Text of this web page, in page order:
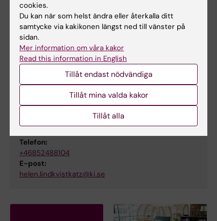
Johanna Andresen
Utbildningsadministratör
Telefon:
+46852488042
E-post:
johanna.andresen@ki.se
Helen Lindkvist-Katz
Telefon:
+46852488104
E-post:
helen.lindkvistkatz@ki.se
cookies.
Du kan när som helst ändra eller återkalla ditt
samtycke via kakikonen längst ned till vänster på
sidan.
Mer information om våra kakor
Read this information in English
Tillåt endast nödvändiga
Tillåt mina valda kakor
Tillåt alla